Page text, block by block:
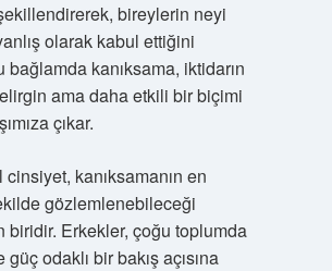
bireylerin neyi
olarak kabul ettiğini
bağlamda kanıksama, iktidarın
ama daha etkili bir biçimi
çıkar.
kanıksamanın en
gözlemlenebileceği
biridir. Erkekler, çoğu toplumda
odaklı bir bakış açısına